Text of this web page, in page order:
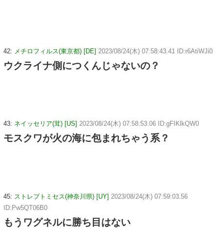
42: メチロフィルス(東京都) [DE] 2023/08/24(木) 07:58:43.41 ID:r6AtiWJi0
ウクライナ側につくんじゃないの？
43: ネイッセリア(茸) [US] 2023/08/24(木) 07:58:53.06 ID:gFIKlkQW0
モスクワが火の海に包まれちゃう系？
45: ストレプトミセス(神奈川県) [UY] 2023/08/24(木) 07:59:03.56
ID:Pw5QT06B0
もうワグネルに勝ち目はない